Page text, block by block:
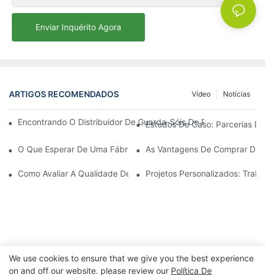
Enviar Inquérito Agora
ARTIGOS RECOMENDADOS Notícias
Vídeo
Encontrando O Distribuidor De Guarda-Sóis De Praia Ideal
Estudos De Caso: Parcerias
O Que Esperar De Uma Fábrica De Cadeiras De Descanso
As Vantagens De Comprar
Como Avaliar A Qualidade De Uma Fábrica De Cadeiras De
Projetos Personalizados:
We use cookies to ensure that we give you the best experience
on and off our website. please review our Política De